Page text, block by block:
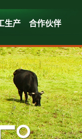
生产
合作伙伴